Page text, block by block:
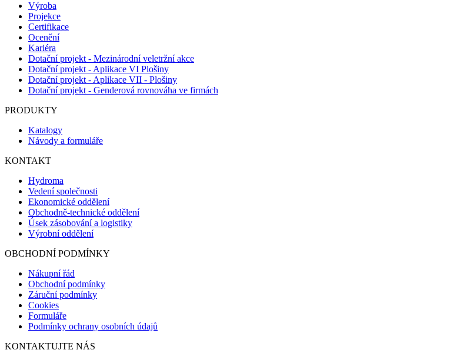
Výroba
Projekce
Certifikace
Ocenění
Kariéra
Dotační projekt - Mezinárodní veletržní akce
Dotační projekt - Aplikace VI Plošiny
Dotační projekt - Aplikace VII - Plošiny
Dotační projekt - Genderová rovnováha ve firmách
PRODUKTY
Katalogy
Návody a formuláře
KONTAKT
Hydroma
Vedení společnosti
Ekonomické oddělení
Obchodně-technické oddělení
Úsek zásobování a logistiky
Výrobní oddělení
OBCHODNÍ PODMÍNKY
Nákupní řád
Obchodní podmínky
Záruční podmínky
Cookies
Formuláře
Podmínky ochrany osobních údajů
KONTAKTUJTE NÁS